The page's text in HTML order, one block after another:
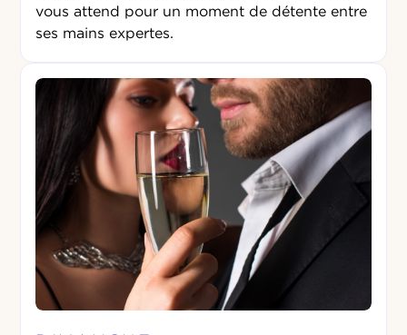
vous attend pour un moment de détente entre
ses mains expertes.